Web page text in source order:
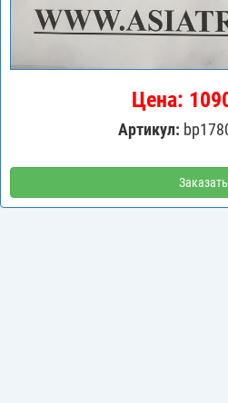
Цена:
Артикул:
Заказать